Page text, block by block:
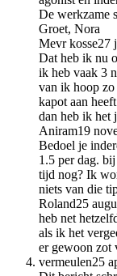
De werkzame
Groet, Nora
Mevr kosse27
Dat heb ik nu
ik heb vaak 3
van ik hoop zo
kapot aan
dan heb ik het
Aniram19
Bedoel je
1.5 per dag.
tijd nog? Ik
niets van die
Roland25
heb net
als ik het
er gewoon zot
vermeulen25